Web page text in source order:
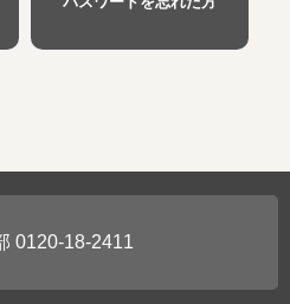
0120-18-2411